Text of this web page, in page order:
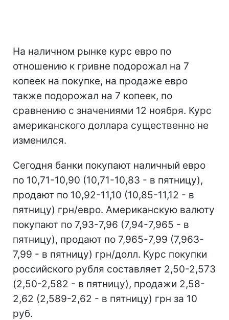
На наличном рынке курс евро по
отношению к гривне подорожал на 7
копеек на покупке, на продаже евро
также подорожал на 7 копеек, по
сравнению с значениями 12 ноября. Курс
американского доллара существенно не
изменился.
Сегодня банки покупают наличный евро
по 10,71-10,90 (10,71-10,83 - в пятницу),
продают по 10,92-11,10 (10,85-11,12 - в
пятницу) грн/евро. Американскую валюту
покупают по 7,93-7,96 (7,94-7,965 - в
пятницу), продают по 7,965-7,99 (7,963-
7,99 - в пятницу) грн/долл. Курс покупки
российского рубля составляет 2,50-2,573
(2,50-2,582 - в пятницу), продажи 2,58-
2,62 (2,589-2,62 - в пятницу) грн за 10
руб.